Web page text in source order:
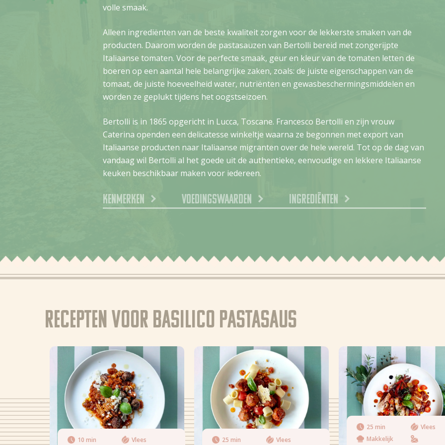
volle smaak.
Alleen ingrediënten van de beste kwaliteit zorgen voor de lekkerste smaken van de
producten. Daarom worden de pastasauzen van Bertolli bereid met zongerijpte
Italiaanse tomaten. Voor de perfecte smaak, geur en kleur van de tomaten letten de
boeren op een aantal hele belangrijke zaken, zoals: de juiste eigenschappen van de
tomaat, de juiste hoeveelheid water, nutriënten en gewasbeschermingsmiddelen en
worden ze geplukt tijdens het oogstseizoen.
Bertolli is in 1865 opgericht in Lucca, Toscane. Francesco Bertolli en zijn vrouw
Caterina openden een delicatesse winkeltje waarna ze begonnen met export van
Italiaanse producten naar Italiaanse migranten over de hele wereld. Tot op de dag van
vandaag wil Bertolli al het goede uit de authentieke, eenvoudige en lekkere Italiaanse
keuken beschikbaar maken voor iedereen.
Kenmerken Voedingswaarden Ingrediënten
Recepten voor Basilico pastasaus
10 min
Vlees
25 min
Vlees
25 min
Vlees
Makkelijk